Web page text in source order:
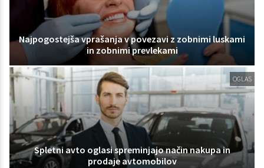
Najpogostejša vprašanja v povezavi z zobnimi luskami
in zobnimi prevlekami
OGLAS
Spletni avto oglasi spreminjajo način nakupa in
prodaje avtomobilov